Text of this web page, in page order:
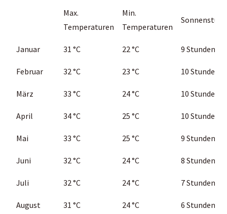
Max.
Temperaturen
Min.
Temperaturen
Januar 31 °C 22 °C 9 Stunden
Februar 32 °C 23 °C 10 Stunden
März 33 °C 24 °C 10 Stunden
April 34°C 25 °C 10 Stunden
Mai 33 °C 25 °C 9 Stunden
Juni 32 °C 24°C 8 Stunden
Juli 32 °C 24°C 7Stunden
August 31 °C 24°C 6 Stunden